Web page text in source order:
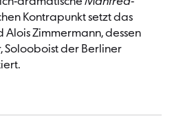
Kontrapunkt setzt das
Zimmermann, dessen
der Berliner